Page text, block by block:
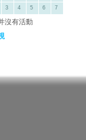
3 4 5 6 7
沒有活動